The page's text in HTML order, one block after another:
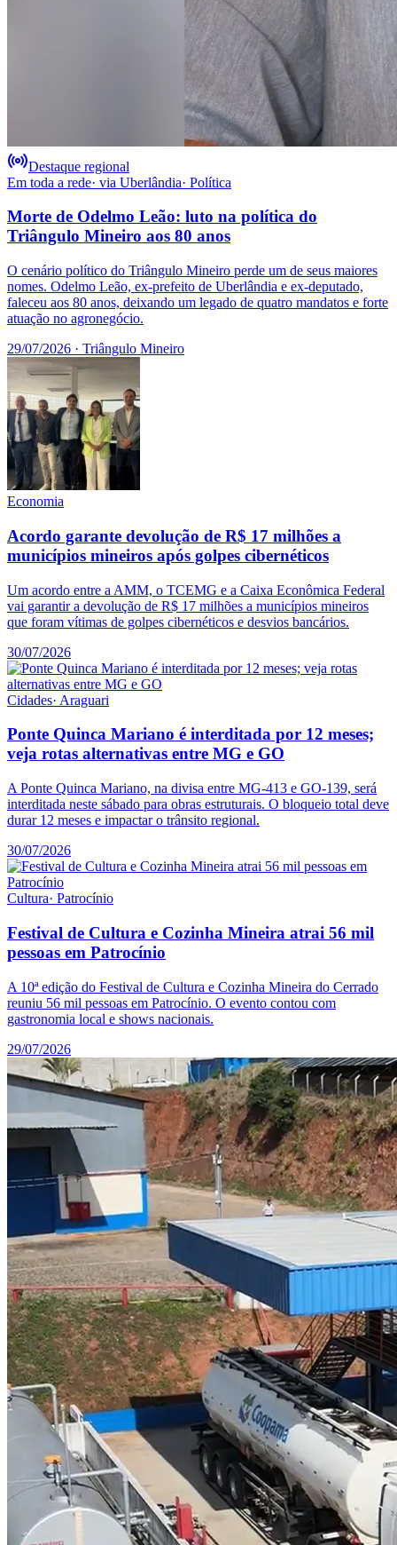
Destaque regional
Em toda a rede· via Uberlândia· Política
Morte de Odelmo Leão: luto na política do
Triângulo Mineiro aos 80 anos
O cenário político do Triângulo Mineiro perde um de seus maiores
nomes. Odelmo Leão, ex-prefeito de Uberlândia e ex-deputado,
faleceu aos 80 anos, deixando um legado de quatro mandatos e forte
atuação no agronegócio.
29/07/2026 · Triângulo Mineiro
Economia
Acordo garante devolução de R$ 17 milhões a
municípios mineiros após golpes cibernéticos
Um acordo entre a AMM, o TCEMG e a Caixa Econômica Federal
vai garantir a devolução de R$ 17 milhões a municípios mineiros
que foram vítimas de golpes cibernéticos e desvios bancários.
30/07/2026
Cidades· Araguari
Ponte Quinca Mariano é interditada por 12 meses;
veja rotas alternativas entre MG e GO
A Ponte Quinca Mariano, na divisa entre MG-413 e GO-139, será
interditada neste sábado para obras estruturais. O bloqueio total deve
durar 12 meses e impactar o trânsito regional.
30/07/2026
Cultura· Patrocínio
Festival de Cultura e Cozinha Mineira atrai 56 mil
pessoas em Patrocínio
A 10ª edição do Festival de Cultura e Cozinha Mineira do Cerrado
reuniu 56 mil pessoas em Patrocínio. O evento contou com
gastronomia local e shows nacionais.
29/07/2026